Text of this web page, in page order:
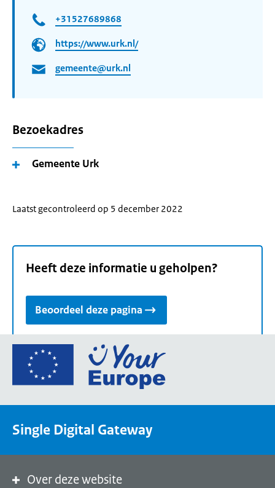
+31527689868
https://www.urk.nl/
gemeente@urk.nl
Bezoekadres
Gemeente Urk
Laatst gecontroleerd op 5 december 2022
Heeft deze informatie u geholpen?
Beoordeel deze pagina
Ga
de
een
Single Digital Gateway
Over deze website